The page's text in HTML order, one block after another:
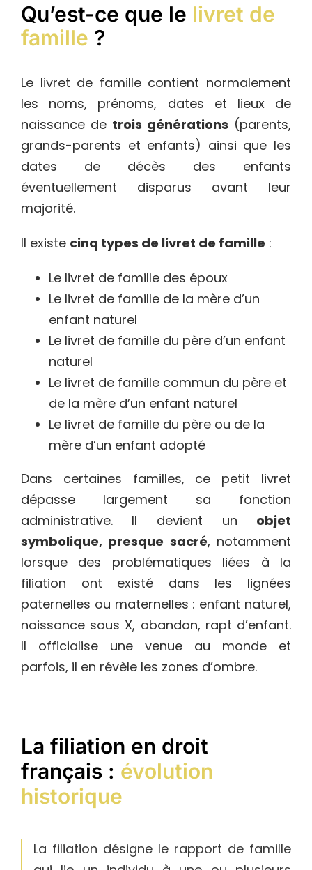
Qu’est-ce que le livret de
famille ?
Le livret de famille contient normalement
les noms, prénoms, dates et lieux de
naissance de trois générations (parents,
grands-parents et enfants) ainsi que les
dates de décès des enfants
éventuellement disparus avant leur
majorité.
Il existe cinq types de livret de famille :
Le livret de famille des époux
Le livret de famille de la mère d’un
enfant naturel
Le livret de famille du père d’un enfant
naturel
Le livret de famille commun du père et
de la mère d’un enfant naturel
Le livret de famille du père ou de la
mère d’un enfant adopté
Dans certaines familles, ce petit livret
dépasse largement sa fonction
administrative. Il devient un objet
symbolique, presque sacré, notamment
lorsque des problématiques liées à la
filiation ont existé dans les lignées
paternelles ou maternelles : enfant naturel,
naissance sous X, abandon, rapt d’enfant.
Il officialise une venue au monde et
parfois, il en révèle les zones d’ombre.
La filiation en droit
français : évolution
historique
La filiation désigne le rapport de famille